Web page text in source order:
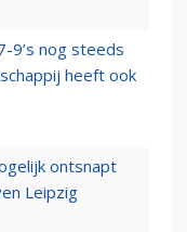
9’s nog steeds
heeft ook
ontsnapt
Leipzig